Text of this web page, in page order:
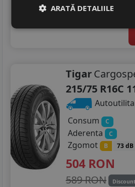
Tigar
215/75 R16C
Consum
C
Aderenta C
Zgomot B 73 dB
504 RON
589 RON Discount
ARATĂ DETALIILE